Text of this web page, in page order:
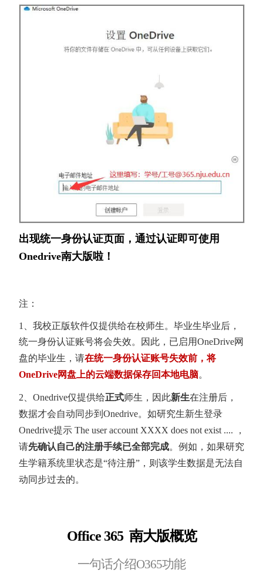
出现统一身份认证页面，通过认证即可使用
Onedrive南大版啦！
注：
1、我校正版软件仅提供给在校师生。毕业生毕业后，
统一身份认证账号将会失效。因此， 已启用OneDrive网
盘的毕业生，请在统一身份认证账号失效前，将
OneDrive网盘上的云端数据保存回本地电脑。
2、Onedrive仅提供给正式师生，因此新生在注册后，
数据才会自动同步到Onedrive。如研究生新生登录
Onedrive提示 The user account XXXX does not exist .... ，
请先确认自己的注册手续已全部完成。例如，如果研究
生学籍系统里状态是“待注册”，则该学生数据是无法自
动同步过去的。
Office 365 南大版概览
一句话介绍O365功能